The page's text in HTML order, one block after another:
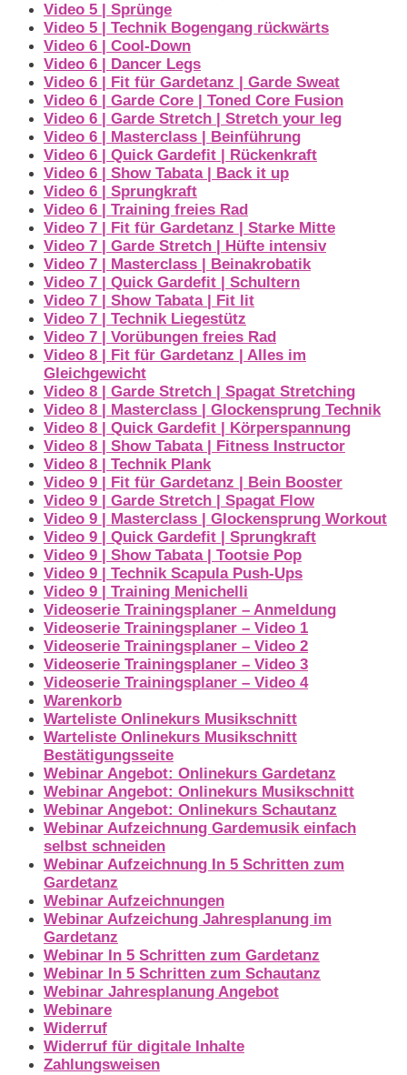
Video 5 | Sprünge
Video 5 | Technik Bogengang rückwärts
Video 6 | Cool-Down
Video 6 | Dancer Legs
Video 6 | Fit für Gardetanz | Garde Sweat
Video 6 | Garde Core | Toned Core Fusion
Video 6 | Garde Stretch | Stretch your leg
Video 6 | Masterclass | Beinführung
Video 6 | Quick Gardefit | Rückenkraft
Video 6 | Show Tabata | Back it up
Video 6 | Sprungkraft
Video 6 | Training freies Rad
Video 7 | Fit für Gardetanz | Starke Mitte
Video 7 | Garde Stretch | Hüfte intensiv
Video 7 | Masterclass | Beinakrobatik
Video 7 | Quick Gardefit | Schultern
Video 7 | Show Tabata | Fit lit
Video 7 | Technik Liegestütz
Video 7 | Vorübungen freies Rad
Video 8 | Fit für Gardetanz | Alles im
Gleichgewicht
Video 8 | Garde Stretch | Spagat Stretching
Video 8 | Masterclass | Glockensprung Technik
Video 8 | Quick Gardefit | Körperspannung
Video 8 | Show Tabata | Fitness Instructor
Video 8 | Technik Plank
Video 9 | Fit für Gardetanz | Bein Booster
Video 9 | Garde Stretch | Spagat Flow
Video 9 | Masterclass | Glockensprung Workout
Video 9 | Quick Gardefit | Sprungkraft
Video 9 | Show Tabata | Tootsie Pop
Video 9 | Technik Scapula Push-Ups
Video 9 | Training Menichelli
Videoserie Trainingsplaner – Anmeldung
Videoserie Trainingsplaner – Video 1
Videoserie Trainingsplaner – Video 2
Videoserie Trainingsplaner – Video 3
Videoserie Trainingsplaner – Video 4
Warenkorb
Warteliste Onlinekurs Musikschnitt
Warteliste Onlinekurs Musikschnitt
Bestätigungsseite
Webinar Angebot: Onlinekurs Gardetanz
Webinar Angebot: Onlinekurs Musikschnitt
Webinar Angebot: Onlinekurs Schautanz
Webinar Aufzeichnung Gardemusik einfach
selbst schneiden
Webinar Aufzeichnung In 5 Schritten zum
Gardetanz
Webinar Aufzeichnungen
Webinar Aufzeichung Jahresplanung im
Gardetanz
Webinar In 5 Schritten zum Gardetanz
Webinar In 5 Schritten zum Schautanz
Webinar Jahresplanung Angebot
Webinare
Widerruf
Widerruf für digitale Inhalte
Zahlungsweisen